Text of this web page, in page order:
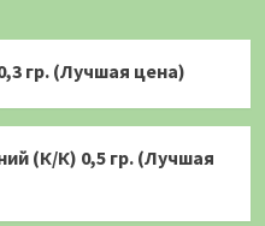
гр. (Лучшая цена)
(К/К) 0,5 гр. (Лучшая